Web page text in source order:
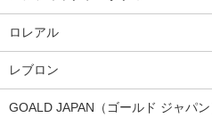
ロレアル
レブロン
GOALD JAPAN（ゴールド ジャパン